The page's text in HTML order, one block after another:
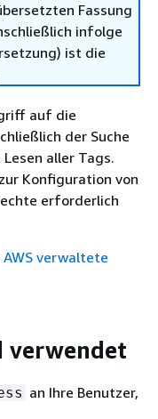
Fassung
infolge
ist die
auf die
der Suche
aller Tags.
Konfiguration von
erforderlich
AWS verwaltete
verwendet
an Ihre Benutzer,